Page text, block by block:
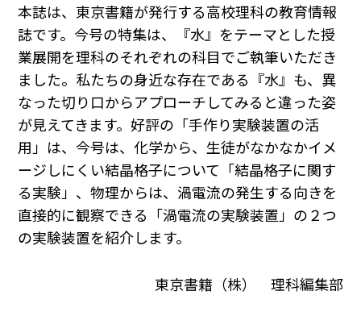
本誌は、東京書籍が発行する高校理科の教育情報
誌です。今号の特集は、『水』をテーマとした授
業展開を理科のそれぞれの科目でご執筆いただき
ました。私たちの身近な存在である『水』も、異
なった切り口からアプローチしてみると違った姿
が見えてきます。好評の「手作り実験装置の活
用」は、今号は、化学から、生徒がなかなかイメ
ージしにくい結晶格子について「結晶格子に関す
る実験」、物理からは、渦電流の発生する向きを
直接的に観察できる「渦電流の実験装置」の２つ
の実験装置を紹介します。
東京書籍（株） 理科編集部